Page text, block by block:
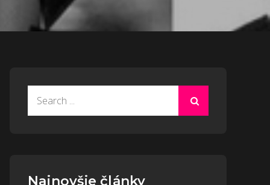
Najnovšie články